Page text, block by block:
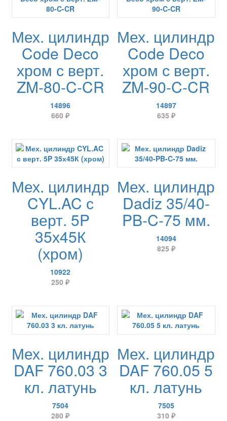
Мех. цилиндр
Code Deco
хром с верт.
ZM-80-C-CR
14896
660₽
Мех. цилиндр
Code Deco
хром с верт.
ZM-90-C-CR
14897
635 ₽
Мех. цилиндр
CYL.AC с
верт. 5P
35х45К
(хром)
10922
250₽
Мех. цилиндр
Dadiz 35/40-
PB-C-75 мм.
14094
825 ₽
Мех. цилиндр
DAF 760.03 3
кл. латунь
7504
280₽
Мех. цилиндр
DAF 760.05 5
кл. латунь
7505
310 ₽